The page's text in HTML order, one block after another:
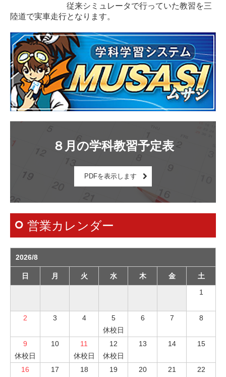
従来シミュレータで行っていた教習を三
陸道で実車走行となります。
８月の学科教習予定表
PDFを表示します
営業カレンダー
2026/8
日 月 火 水 木 金
土
1
2 3 4
5
休校日
6 7 8
9
休校日
10
11
休校日
12
休校日
13 14 15
16 17 18
19
20 21 22